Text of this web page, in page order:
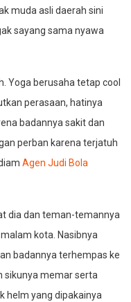
muda asli daerah sini
sayang sama nyawa
Yoga berusaha tetap cool
perasaan, hatinya
badannya sakit dan
perban karena terjatuh
Agen Judi Bola
dia dan teman-temannya
kota. Nasibnya
badannya terhempas ke
sikunya memar serta
helm yang dipakainya